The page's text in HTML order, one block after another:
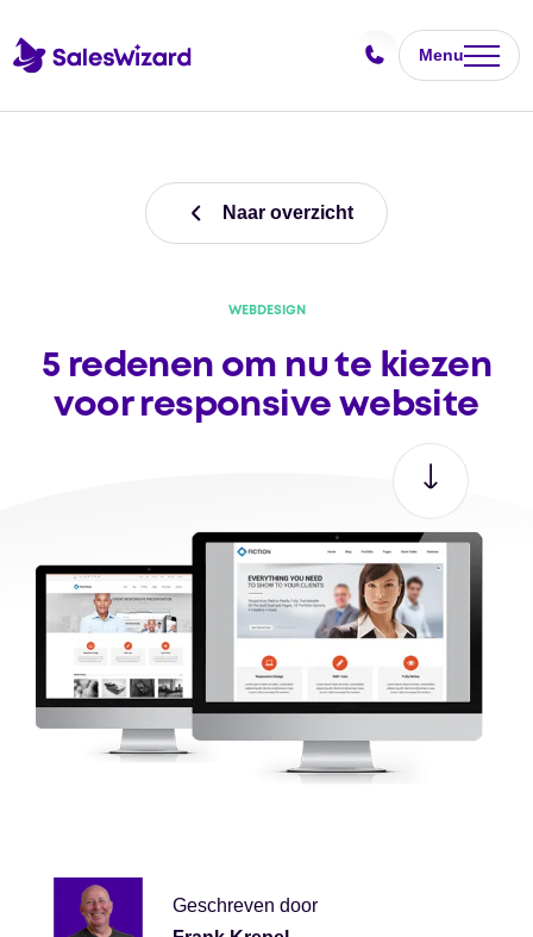
Menu
Naar overzicht
WEBDESIGN
5 redenen om nu te kiezen
voor responsive website
Geschreven door